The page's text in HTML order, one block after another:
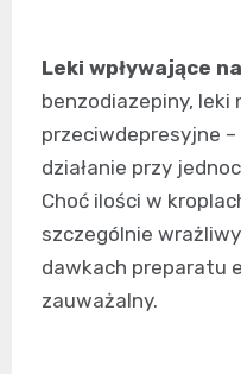
Leki wpływające
benzodiazepiny, leki
przeciwdepresyjne
działanie przy
Choć ilości w
szczególnie
dawkach preparatu
zauważalny.